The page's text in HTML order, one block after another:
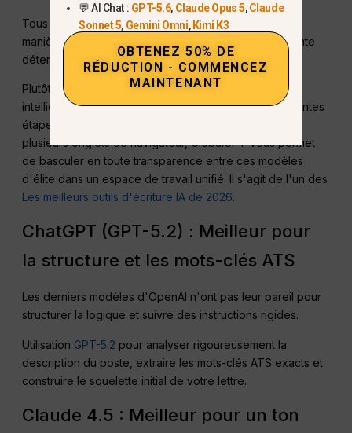
Tous les modèles d'IA ne rédigent pas de la même
manière. Le choix de la bonne technologie sous-jacente
détermine la qualité de votre projet final.
Plutôt que de se contenter d'un seul, les candidats
intelligents utilisent différents modèles pour les différentes
étapes du processus de rédaction. Au lieu de gérer
plusieurs onglets de navigateur, GlobalGPT vous permet
de basculer en toute transparence entre ces modèles
d'élite dans un espace de travail unifié. Il s'agit de l'un des
Les meilleurs outils d'écriture IA de 2026.
ChatGPT (GPT-5.2) : Meilleur pour
la structure et les mots-clés ATS
Les derniers modèles d'OpenAI n'ont pas leur pareil pour
structurer la logique et suivre des instructions rigides.
Utilisation GPT-5.2 pour analyser rigoureusement la
description du poste, extraire les mots-clés ATS exacts et
construire le squelette initial de votre lettre.
Claude 4.5 : Meilleur pour un ton
💬 AI Chat : GPT-5.6, Claude Opus 5,Claude
Sonnet 5, Gemini Omni, Kimi K3
OBTENEZ 50% DE
RÉDUCTION - COMMENCEZ
MAINTENANT